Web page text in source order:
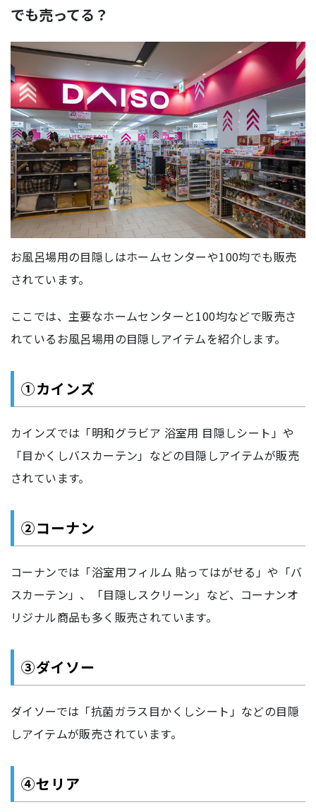
でも売ってる？
お風呂場用の目隠しはホームセンターや100均でも販売
されています。
ここでは、主要なホームセンターと100均などで販売さ
れているお風呂場用の目隠しアイテムを紹介します。
①カインズ
カインズでは「明和グラビア 浴室用 目隠しシート」や
「目かくしバスカーテン」などの目隠しアイテムが販売
されています。
②コーナン
コーナンでは「浴室用フィルム 貼ってはがせる」や「バ
スカーテン」、「目隠しスクリーン」など、コーナンオ
リジナル商品も多く販売されています。
③ダイソー
ダイソーでは「抗菌ガラス目かくしシート」などの目隠
しアイテムが販売されています。
④セリア